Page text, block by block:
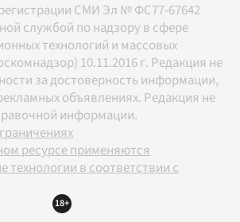
СМИ Эл № ФС77-67642
службой по надзору в сфере
технологий и массовых
10.11.2016 г. Редакция не
за достоверность информации,
объявлениях. Редакция не
информации.
ресурсе применяются
технологии в соответствии с
18+